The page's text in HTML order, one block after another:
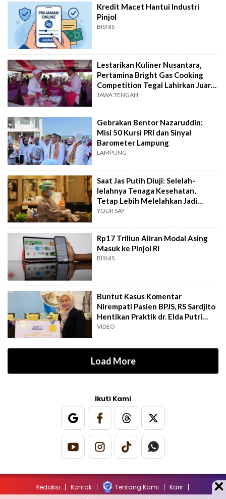
Kredit Macet Hantui Industri
Pinjol
BISNIS
Lestarikan Kuliner Nusantara,
Pertamina Bright Gas Cooking
Competition Tegal Lahirkan Juara
Baru
JAWA TENGAH
Gebrakan Bentor Nazaruddin:
Misi 50 Kursi PRI dan Sinyal
Barometer Lampung
LAMPUNG
Saat Jas Putih Diuji: Selelah-
lelahnya Tenaga Kesehatan,
Tetap Lebih Melelahkan Jadi
Pasien
YOUR SAY
Rp17 Triliun Aliran Modal Asing
Masuk ke Pinjol RI
BISNIS
Buntut Kasus Komentar
Nirempati Pasien BPJS, RS Sardjito
Hentikan Praktik dr. Elda Putri
Rahard
VIDEO
Load More
Ikuti Kami
Redaksi Kontak Tentang Kami
Karir